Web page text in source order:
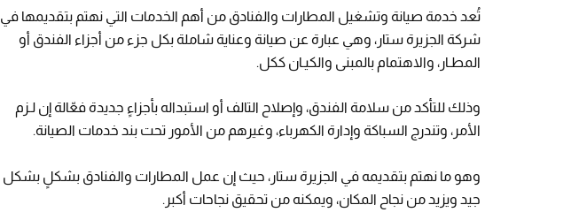
تُعد خدمة صيانة وتشغيل المطارات والفنادق من أهم الخدمات التي نهتم بتقديمها في
شركة الجزيرة ستار، وهي عبارة عن صيانة وعناية شاملة بكل جزء من أجزاء الفندق أو
المطـار، والاهتمام بالمبنى والكيـان ككل.
وذلك للتأكد من سلامة الفندق، وإصلاح التالف أو استبداله بأجزاءٍ جديدة فعّالة إن لـزم
الأمر، وتندرج السباكة وإدارة الكهرباء، وغيرهم من الأمور تحت بند خدمات الصيانة.
وهو ما نهتم بتقديمه في الجزيرة ستار، حيث إن عمل المطارات والفنادق بشكلٍ بشكل
جيد ويزيد من نجاح المكان، ويمكنه من تحقيق نجاحات أكبر.